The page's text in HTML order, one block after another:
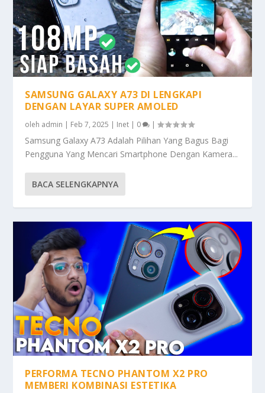
SAMSUNG GALAXY A73 DI LENGKAPI
DENGAN LAYAR SUPER AMOLED
oleh admin | Feb 7, 2025 | Inet | 0 |
Samsung Galaxy A73 Adalah Pilihan Yang Bagus Bagi
Pengguna Yang Mencari Smartphone Dengan Kamera...
BACA SELENGKAPNYA
PERFORMA TECNO PHANTOM X2 PRO
MEMBERI KOMBINASI ESTETIKA